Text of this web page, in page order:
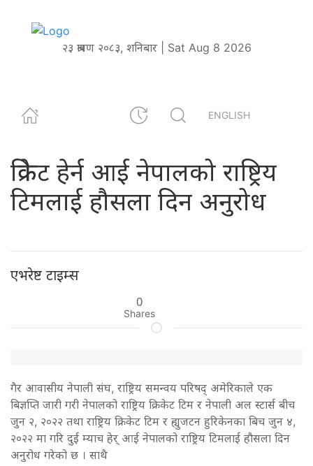
२३ श्रावण २०८३, शनिबार | Sat Aug 8 2026
ENGLISH
क्रिकेट हेर्न आई नेपालको राष्ट्रिय
टिमलाई हौसला दिन अनुरोध
एभरेष्ट टाइम्स
0
Shares
गैर आवासीय नेपाली संघ, राष्ट्रिय समन्वय परिषद् अमेरिकाले एक
बिज्ञप्ति जारी गरी नेपालको राष्ट्रिय क्रिकेट टिम र नेपाली अल स्टार्स बीच
जुन २, २०२२ तथा राष्ट्रिय क्रिकेट टिम र ह्युजटन हुरिकेनका बिच जुन ४,
२०२२ मा गरि दुई म्याच हेर् आई नेपालको राष्ट्रिय टिमलाई हौसला दिन
अनुरोध गरेको छ । साथै